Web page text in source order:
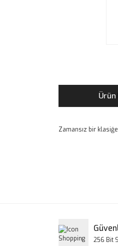
Zamansız bir
Ürün fiyatı
256 Bit